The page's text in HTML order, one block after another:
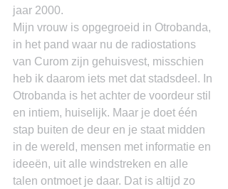
jaar 2000.
Mijn vrouw is opgegroeid in Otrobanda,
in het pand waar nu de radiostations
van Curom zijn gehuisvest, misschien
heb ik daarom iets met dat stadsdeel. In
Otrobanda is het achter de voordeur stil
en intiem, huiselijk. Maar je doet één
stap buiten de deur en je staat midden
in de wereld, mensen met informatie en
ideeën, uit alle windstreken en alle
talen ontmoet je daar. Dat is altijd zo